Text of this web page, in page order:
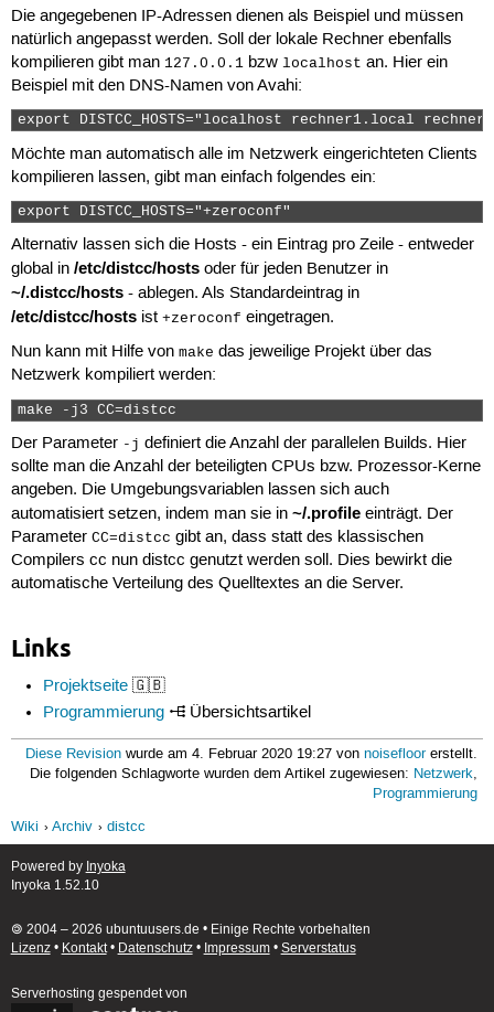
Die angegebenen IP-Adressen dienen als Beispiel und müssen
natürlich angepasst werden. Soll der lokale Rechner ebenfalls
kompilieren gibt man 127.0.0.1bzw localhost an. Hier ein
Beispiel mit den DNS-Namen von Avahi:
export DISTCC_HOSTS="localhost rechner1.local
Möchte man automatisch alle im Netzwerk eingerichteten Clients
kompilieren lassen, gibt man einfach folgendes ein:
export DISTCC_HOSTS="+zeroconf"
Alternativ lassen sich die Hosts - ein Eintrag pro Zeile - entweder
global in /etc/distcc/hostsoder für jeden Benutzer in
~/.distcc/hosts- ablegen. Als Standardeintrag in
/etc/distcc/hostsist +zeroconf eingetragen.
Nun kann mit Hilfe von make das jeweilige Projekt über das
Netzwerk kompiliert werden:
make -j3 CC=distcc
Der Parameter -j definiert die Anzahl der parallelen Builds. Hier
sollte man die Anzahl der beteiligten CPUs bzw. Prozessor-Kerne
angeben. Die Umgebungsvariablen lassen sich auch
automatisiert setzen, indem man sie in ~/.profileeinträgt. Der
Parameter CC=distcc gibt an, dass statt des klassischen
Compilers cc nun distcc genutzt werden soll. Dies bewirkt die
automatische Verteilung des Quelltextes an die Server.
Links
Projektseite 🇬🇧
Programmierung
Übersichtsartikel
Diese Revision wurde am 4. Februar 2020 19:27 vonnoisefloorerstellt.
Die folgenden Schlagworte wurden dem Artikel zugewiesen: Netzwerk,
Programmierung
Wiki
Archiv distcc
Powered by Inyoka
Inyoka 1.52.10
🄯 2004 – 2026 ubuntuusers.de • Einige Rechte vorbehalten
Lizenz• Kontakt• Datenschutz• Impressum• Serverstatus
Serverhosting gespendet von